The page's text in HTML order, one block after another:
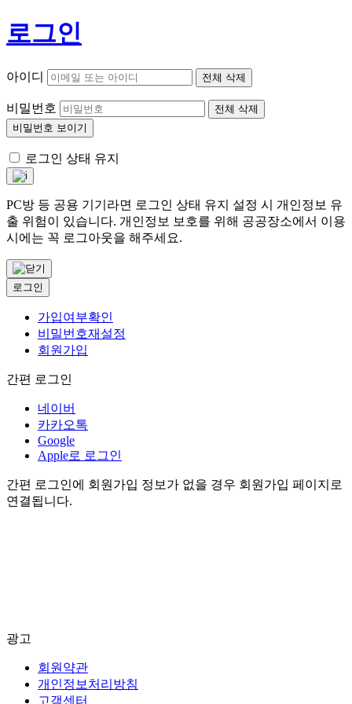
로그인
아이디 전체 삭제
비밀번호
전체 삭제
비밀번호 보이기
로그인 상태 유지
PC방 등 공용 기기라면 로그인 상태 유지 설정 시 개인정보 유
출 위험이 있습니다. 개인정보 보호를 위해 공공장소에서 이용
시에는 꼭 로그아웃을 해주세요.
로그인
가입여부확인
비밀번호재설정
회원가입
간편 로그인
네이버
카카오톡
Google
Apple로 로그인
간편 로그인에 회원가입 정보가 없을 경우 회원가입 페이지로
연결됩니다.
광고
회원약관
개인정보처리방침
고객센터